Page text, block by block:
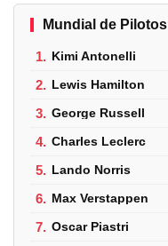
Mundial de Pilotos
1. Kimi Antonelli
2. Lewis Hamilton
3. George Russell
4. Charles Leclerc
5. Lando Norris
6. Max Verstappen
7. Oscar Piastri